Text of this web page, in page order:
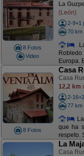
8 Fotos
Video
La
(León)
2-9+1
70 km
Europa.
8 Fotos
Casa
Casa
12,2 km
2-
77 km
que ha
respeto.
La
Casa